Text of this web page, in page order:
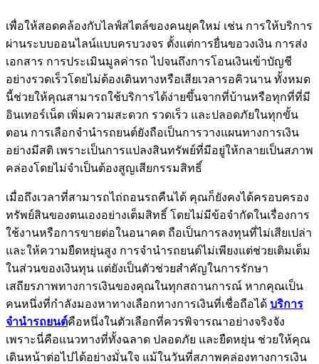
เพื่อให้สอดคล้องกับไลฟ์สไตล์ของคนยุคใหม่ เช่น การให้บริการ
ผ่านระบบออนไลน์แบบครบวงจร ตั้งแต่การยื่นขอวงเงิน การส่ง
เอกสาร การประเมินมูลค่ารถ ไปจนถึงการโอนเงินเข้าบัญชี
อย่างรวดเร็วโดยไม่ต้องเดินทางหรือเสียเวลารอคิวนาน ทั้งหมด
นี้ช่วยให้คุณสามารถใช้บริการได้ง่ายขึ้นจากที่บ้านหรือทุกที่ที่มี
อินเทอร์เน็ต เพิ่มความสะดวก รวดเร็ว และปลอดภัยในทุกขั้น
ตอน การเลือกจำนำรถยนต์ยังถือเป็นการวางแผนทางการเงิน
อย่างมีสติ เพราะเป็นการแปลงสินทรัพย์ที่มีอยู่ให้กลายเป็นสภาพ
คล่องโดยไม่จำเป็นต้องสูญเสียกรรมสิทธิ์
เมื่อถึงเวลาที่สามารถไถ่ถอนรถคืนได้ คุณก็ยังคงได้ครอบครอง
ทรัพย์สินของตนเองอย่างเต็มสิทธิ์ โดยไม่มีข้อจำกัดในเรื่องการ
ใช้งานหรือการขายต่อในอนาคต ถือเป็นการลงทุนที่ไม่เสียเปล่า
และให้ความยืดหยุ่นสูง การจำนำรถยนต์ไม่เพียงแต่ช่วยเติมเต็ม
ในส่วนของเงินทุน แต่ยังเป็นตัวช่วยสำคัญในการรักษา
เสถียรภาพทางการเงินของคุณในทุกสถานการณ์ หากคุณเป็น
คนหนึ่งที่กำลังมองหาทางเลือกทางการเงินที่เชื่อถือได้ บริการ
จำนำรถยนต์คือหนึ่งในตัวเลือกที่ควรพิจารณาอย่างจริงจัง
เพราะนี่คือแนวทางที่ทั้งฉลาด ปลอดภัย และยืดหยุ่น ช่วยให้คุณ
เดินหน้าต่อไปได้อย่างมั่นใจ แม้ในวันที่สภาพคล่องทางการเงิน